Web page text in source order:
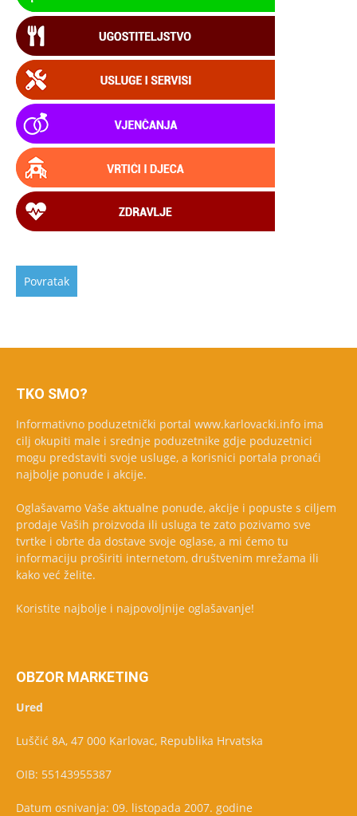
TKO SMO?
Informativno poduzetnički portal www.karlovacki.info ima
cilj okupiti male i srednje poduzetnike gdje poduzetnici
mogu predstaviti svoje usluge, a korisnici portala pronaći
najbolje ponude i akcije.
Oglašavamo Vaše aktualne ponude, akcije i popuste s ciljem
prodaje Vaših proizvoda ili usluga te zato pozivamo sve
tvrtke i obrte da dostave svoje oglase, a mi ćemo tu
informaciju proširiti internetom, društvenim mrežama ili
kako već želite.
Koristite najbolje i najpovoljnije oglašavanje!
OBZOR MARKETING
Ured
Luščić 8A, 47 000 Karlovac, Republika Hrvatska
OIB: 55143955387
Datum osnivanja: 09. listopada 2007. godine